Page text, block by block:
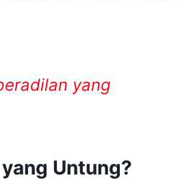
yang
Untung?